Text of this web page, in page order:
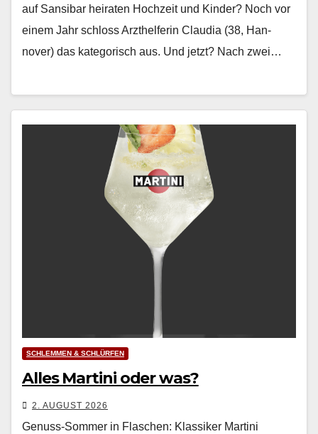
auf Sansibar heiraten Hochzeit und Kinder? Noch vor
einem Jahr schloss Arzthelferin Clau­dia (38, Han­
nover) das kat­e­gorisch aus. Und jet­zt? Nach zwei…
SCHLEMMEN & SCHLÜRFEN
Alles Martini oder was?
2. AUGUST 2026
Genuss-Sommer in Flaschen: Klassiker Martini